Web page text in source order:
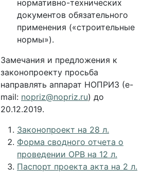
нормативно-технических
документов обязательного
применения («строительные
нормы»).
Замечания и предложения к
законопроекту просьба
направлять аппарат НОПРИЗ (e-
mail: nopriz@nopriz.ru) до
20.12.2019.
Законопроект на 28 л.
Форма сводного отчета о
проведении ОРВ на 12 л.
Паспорт проекта акта на 2 л.